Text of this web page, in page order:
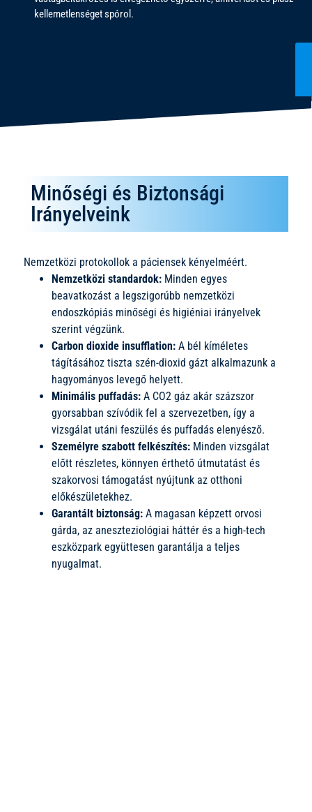
kellemetlenséget spórol.
Minőségi és Biztonsági
Irányelveink
Nemzetközi protokollok a páciensek kényelméért.
Nemzetközi standardok: Minden egyes
beavatkozást a legszigorúbb nemzetközi
endoszkópiás minőségi és higiéniai irányelvek
szerint végzünk.
Carbon dioxide insufflation: A bél kíméletes
tágításához tiszta szén-dioxid gázt alkalmazunk a
hagyományos levegő helyett.
Minimális puffadás: A CO2 gáz akár százszor
gyorsabban szívódik fel a szervezetben, így a
vizsgálat utáni feszülés és puffadás elenyésző.
Személyre szabott felkészítés: Minden vizsgálat
előtt részletes, könnyen érthető útmutatást és
szakorvosi támogatást nyújtunk az otthoni
előkészületekhez.
Garantált biztonság: A magasan képzett orvosi
gárda, az aneszteziológiai háttér és a high-tech
eszközpark együttesen garantálja a teljes
nyugalmat.